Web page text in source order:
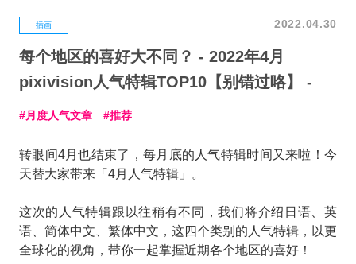
插画 2022.04.30
每个地区的喜好大不同？ - 2022年4月
pixivision人气特辑TOP10【别错过咯】 -
月度人气文章 推荐
转眼间4月也结束了，每月底的人气特辑时间又来啦！今
天替大家带来「4月人气特辑」。
这次的人气特辑跟以往稍有不同，我们将介绍日语、英
语、简体中文、繁体中文，这四个类别的人气特辑，以更
全球化的视角，带你一起掌握近期各个地区的喜好！